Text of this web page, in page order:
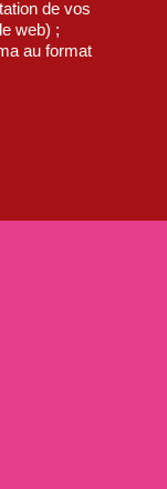
de vos
web) ;
au format